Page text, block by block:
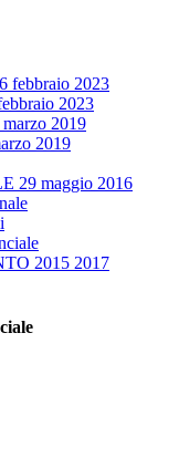
2023
2023
2019
2019
29 maggio 2016
2015 2017